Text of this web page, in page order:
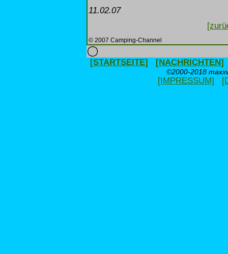
11.02.07
© 2007 Camping-Channel
[STARTSEITE] [NACHRICHTEN]
©2000-2018
[IMPRESSUM]